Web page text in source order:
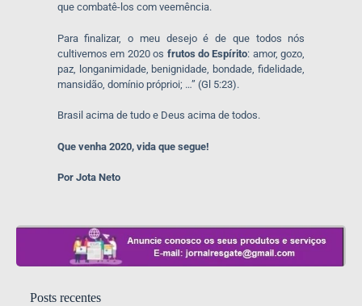
que combatê-los com veemência.
Para finalizar, o meu desejo é de que todos nós
cultivemos em 2020 os frutos do Espírito: amor, gozo,
paz, longanimidade, benignidade, bondade, fidelidade,
mansidão, domínio próprioi; …” (Gl 5:23).
Brasil acima de tudo e Deus acima de todos.
Que venha 2020, vida que segue!
Por Jota Neto
Posts recentes